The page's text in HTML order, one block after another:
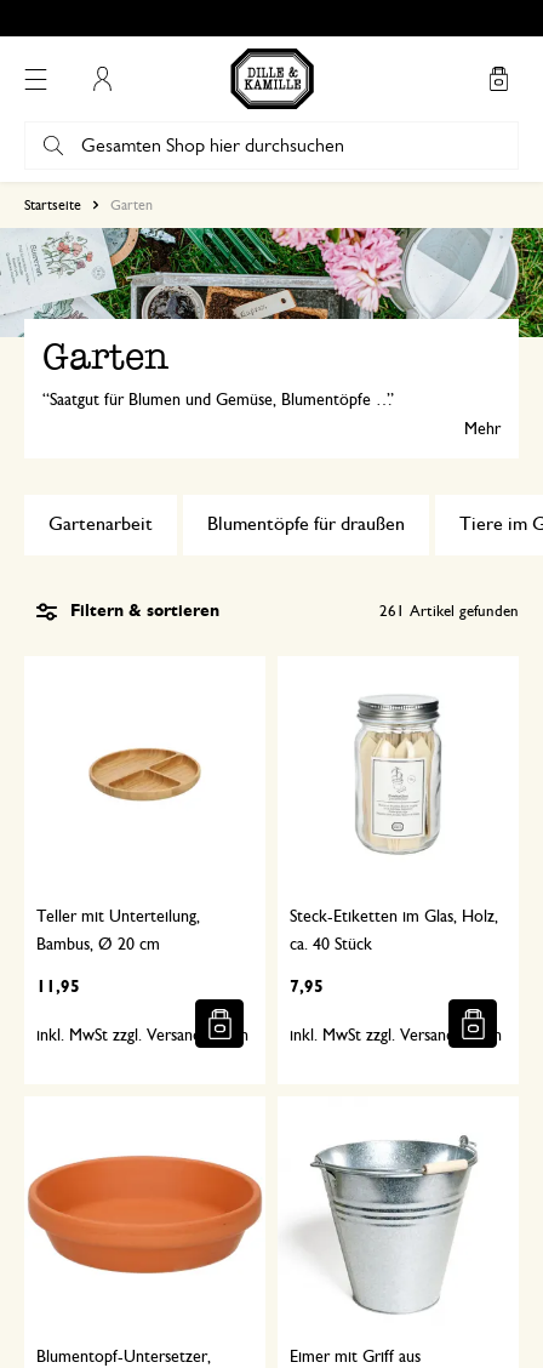
Startseite Garten
Garten
Saatgut für Blumen und Gemüse, Blumentöpfe aus Terrakotta, Gartengeräte, Gartenkissen, Windlichter und Insektenhäuser: bei Dille & Kamille finden Sie alles für einen grünen und gemütlichen Garten oder Balkon!
Mehr
Gartenarbeit Blumentöpfe für draußen Tiere im
Filtern & sortieren 261 Artikel gefunden
Teller mit Unterteilung,
Bambus, Ø 20 cm
11,95
inkl. MwSt zzgl. Versandkosten
Steck-Etiketten im Glas, Holz,
ca. 40 Stück
7,95
inkl. MwSt zzgl. Versandkosten
Blumentopf-Untersetzer,
Eimer mit Griff aus